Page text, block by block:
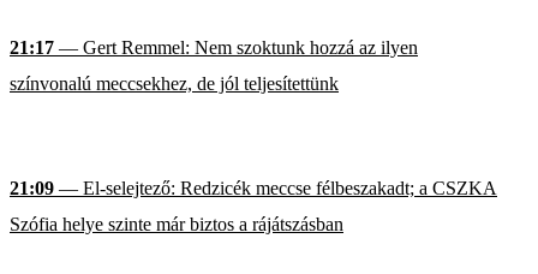
21:17 — Gert Remmel: Nem szoktunk hozzá az ilyen
színvonalú meccsekhez, de jól teljesítettünk
21:09 — El-selejtező: Redzicék meccse félbeszakadt; a CSZKA
Szófia helye szinte már biztos a rájátszásban